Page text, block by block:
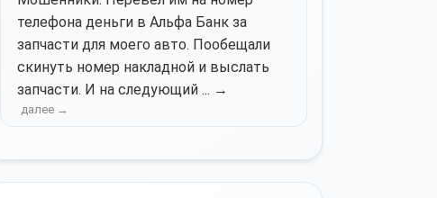
телефона деньги в Альфа Банк за
запчасти для моего авто. Пообещали
скинуть номер накладной и выслать
запчасти. И на следующий ... →